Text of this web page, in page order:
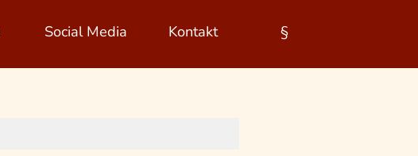
Social Media Kontakt §